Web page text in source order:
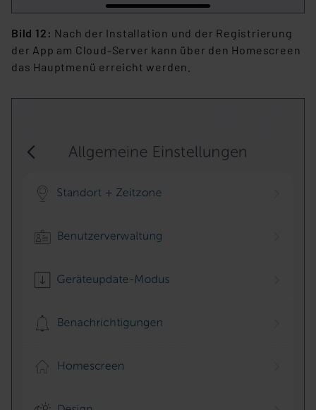
Bild 12: Nach der Installation und der Registrierung
der App am Cloud-Server kann über den Homescreen
das Hauptmenü erreicht werden.